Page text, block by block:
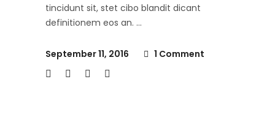
tincidunt sit, stet cibo blandit dicant
definitionem eos an.
September 11, 2016 1 Comment